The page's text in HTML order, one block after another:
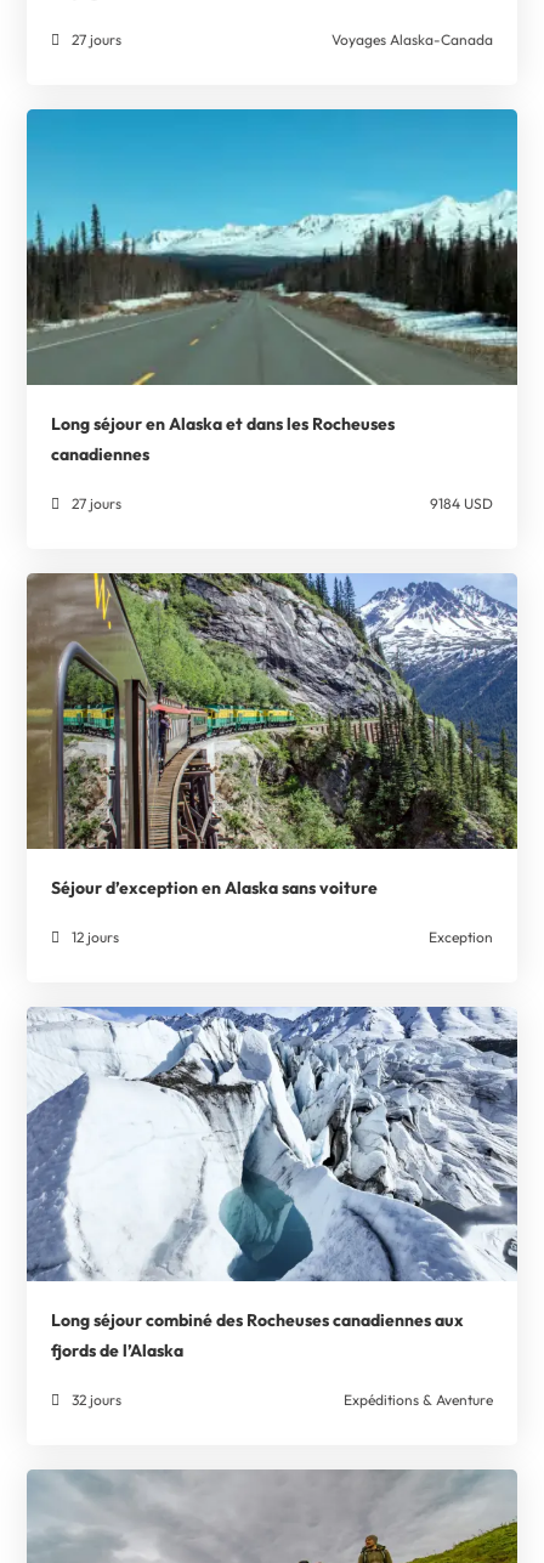
27 jours Voyages Alaska-Canada
Long séjour en Alaska et dans les Rocheuses
canadiennes
27 jours 9184 USD
Séjour d’exception en Alaska sans voiture
12 jours Exception
Long séjour combiné des Rocheuses canadiennes aux
fjords de l’Alaska
32 jours Expéditions & Aventure